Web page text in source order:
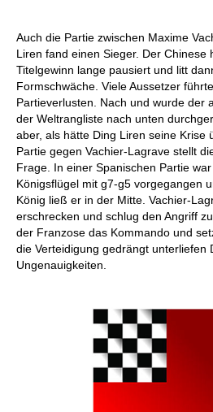
Auch die Partie zwischen Maxime
Liren fand einen Sieger. Der Chinese
Titelgewinn lange pausiert und litt
Formschwäche. Viele Aussetzer
Partieverlusten. Nach und wurde der
der Weltrangliste nach unten
aber, als hätte Ding Liren seine Krise
Partie gegen Vachier-Lagrave stellt
Frage. In einer Spanischen Partie
Königsflügel mit g7-g5 vorgegangen
König ließ er in der Mitte. Vachier-
erschrecken und schlug den Angriff
der Franzose das Kommando und
die Verteidigung gedrängt unterliefen
Ungenauigkeiten.